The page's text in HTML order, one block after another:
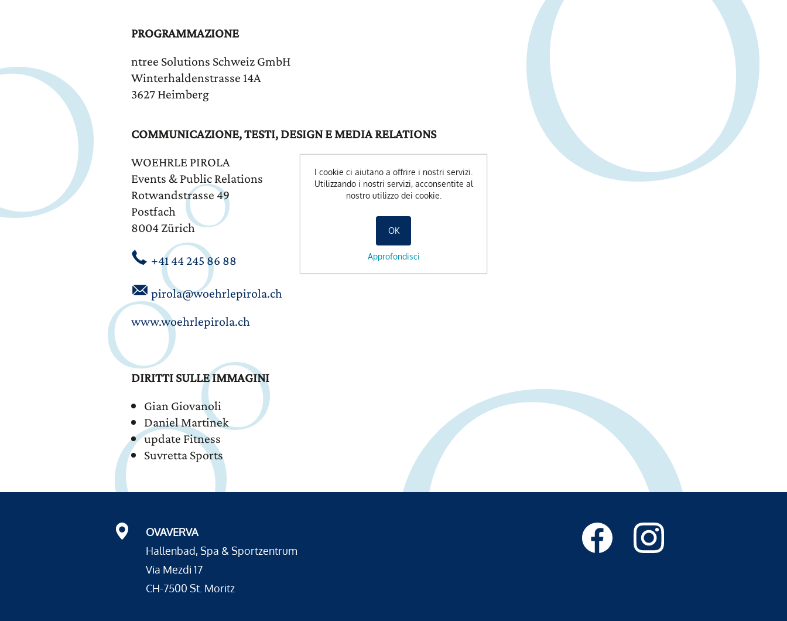
PROGRAMMAZIONE
ntree Solutions Schweiz GmbH
Winterhaldenstrasse 14A
3627 Heimberg
COMMUNICAZIONE, TESTI, DESIGN E MEDIA RELATIONS
WOEHRLE PIROLA
Events & Public Relations
Rotwandstrasse 49
Postfach
8004 Zürich
+41 44 245 86 88
pirola@woehrlepirola.ch
www.woehrlepirola.ch
DIRITTI SULLE IMMAGINI
Gian Giovanoli
Daniel Martinek
update Fitness
Suvretta Sports
OVAVERVA
Hallenbad, Spa & Sportzentrum
Via Mezdi 17
CH-7500 St. Moritz
I cookie ci aiutano a offrire i nostri servizi.
Utilizzando i nostri servizi, acconsentite al
nostro utilizzo dei cookie.
OK
Approfondisci